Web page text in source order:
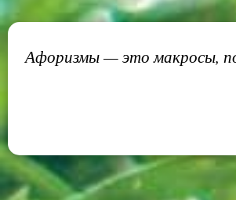
Афоризмы — это макросы,